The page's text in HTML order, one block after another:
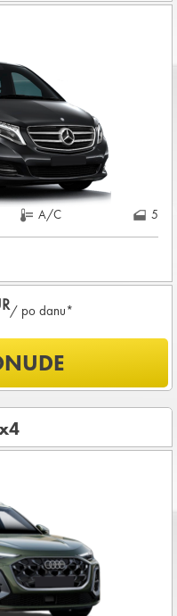
u iznosu od
NAJMA
A/C 5
/ po danu*
od štete (CDW) i krađe
u iznosu od
NAJMA